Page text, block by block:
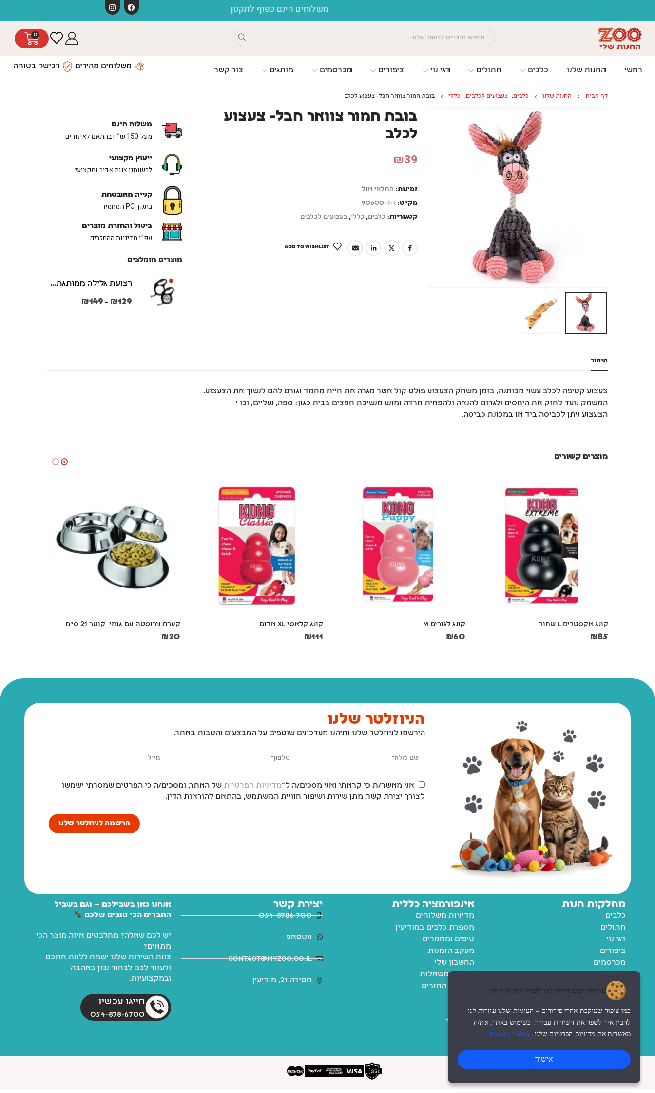
0
ראשי החנות שלנו כלבים חתולים דגי נוי ציפורים מכרסמים מותגים צור קשר משלוחים מהירים רכישה בטוחה
דף הבית החנות שלנו כלבים, צעצועים לכלבים, כללי בובת חמור צוואר חבל- צעצוע לכלב
בובת חמור צוואר חבל- צעצוע
לכלב
₪39
זמינות: המלאי אזל
מק"ט: 90600-1-1
קטגוריות: כלבים, כללי, צעצועים לכלבים
ADD TO WISHLIST
משלוח חינם
מעל 150 ש”ח בהתאם לאיזורים
ייעוץ מקצועי
לרשותנו צוות אדיב ומקצועי
קנייה מאובטחת
בתקן PCI המחמיר
ביטול והחזרת מוצרים
עפ”י מדיניות ההחזרים
מוצרים מומלצים
רצועת גלילה ממותגת משני הצדדים צבע שחור במידות S + M
₪129
–
₪149
תיאור
צעצוע קטיפה לכלב עשוי מכותנה, בזמן משחק הצעצוע פולט קול אשר מגרה את חיית מחמד וגורם להם לנשוך את הצעצוע.
המשחק נועד לחזק את היחסים ולגרום להנאה ולהפחית חרדה ומונע מנשיכת חפצים בבית כגון: ספה, נעליים, וכו '
הצעצוע ניתן לכביסה ביד או במכונת כביסה.
מוצרים קשורים
קונג אקסטרים L שחור
₪85
קונג לגורים M
₪60
קונג קלאסי XL אדום
₪111
קערת נירוסטה עם גומי  קוטר 21 ס"מ
₪20
הניוזלטר שלנו
הירשמו לניוזלטר שלנו ותיהנו מעדכונים שוטפים על המבצעים והטבות באתר.
אני מאשר/ת כי קראתי ואני מסכים/ה ל־מדיניות הפרטיות של האתר, ומסכים/ה כי הפרטים שמסרתי ישמשו
לצורך יצירת קשר, מתן שירות ושיפור חוויית המשתמש, בהתאם להוראות הדין.
הרשמה לניוזלטר שלנו
מחלקות חנות
כלבים
חתולים
דגי נוי
ציפורים
מכרסמים
אינפורמציה כללית
מדיניות משלוחים
מספרת כלבים במודיעין
טיפים ומאמרים
מעקב הזמנות
החשבון שלי
רשימת משאלות
מדיניות החזרים
נגישות
צור קשר
יצירת קשר
054-8786-700
ווטסאפ
contact@myzoo.co.il
חסידה 21, מודיעין
אנחנו כאן בשבילכם — וגם בשביל
החברים הכי טובים שלכם
יש לכם שאלה? מתלבטים איזה מוצר הכי
מתאים?
צוות השירות שלנו ישמח ללוות אתכם
ולעזור לכם לבחור נכון באהבה
ובמקצועיות.
חייגו עכשיו
054-878-6700
עוגיות שעוזרות לנו לעוף רחוק יותר
כמו ציפור שעוקבת אחרי פירורים – העוגיות שלנו עוזרות לנו
להבין איך לשפר את השירות עבורך. בשימוש באתר, את/ה
מאשר/ת את מדיניות הפרטיות שלנו. Privacy Policy
אישור